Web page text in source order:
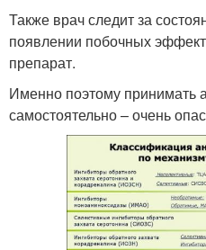
Также врач следит за
появлении побочных
препарат.
Именно поэтому принимать
самостоятельно – очень